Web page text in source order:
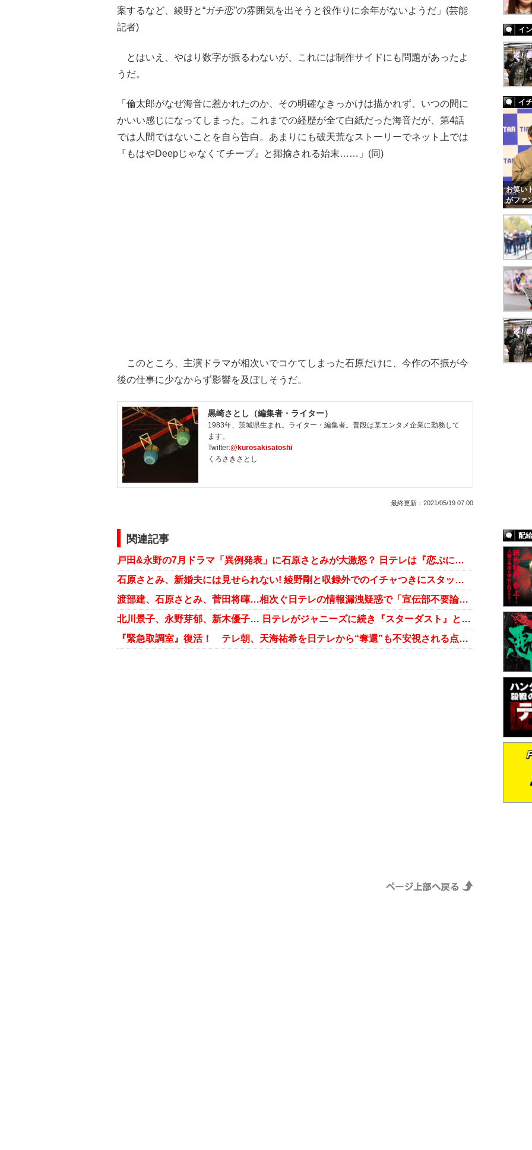
案するなど、綾野と“ガチ恋”の雰囲気を出そうと役作りに余年がないようだ」(芸能
記者)
とはいえ、やはり数字が振るわないが、これには制作サイドにも問題があったよ
うだ。
「倫太郎がなぜ海音に惹かれたのか、その明確なきっかけは描かれず、いつの間に
かいい感じになってしまった。これまでの経歴が全て白紙だった海音だが、第4話
では人間ではないことを自ら告白。あまりにも破天荒なストーリーでネット上では
『もはやDeepじゃなくてチープ』と揶揄される始末……」(同)
このところ、主演ドラマが相次いでコケてしまった石原だけに、今作の不振が今
後の仕事に少なからず影響を及ぼしそうだ。
黒崎さとし（編集者・ライター）
1983年、茨城県生まれ。ライター・編集者。普段は某エンタメ企業に勤務して
ます。
Twitter:@kurosakisatoshi
くろさきさとし
最終更新： 2021/05/19 07:00
関連記事
戸田&永野の7月ドラマ「異例発表」に石原さとみが大激怒？ 日テレは『恋ぷに』を見切ったか
石原さとみ、新婚夫には見せられない! 綾野剛と収録外でのイチャつきにスタッフがハラハラ
渡部建、石原さとみ、菅田将暉…相次ぐ日テレの情報漏洩疑惑で「宣伝部不要論」が噴出！
北川景子、永野芽郁、新木優子… 日テレがジャニーズに続き『スターダスト』との“癒着”を開始か
『緊急取調室』復活！ テレ朝、天海祐希を日テレから“奪還”も不安視される点とは？
イ
イ
お笑い
がファ
配